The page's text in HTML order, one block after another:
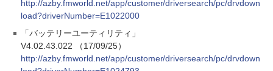
http://azby.fmworld.net/app/customer/driversearch/pc/drvdown
load?driverNumber=E1022000
「バッテリーユーティリティ」
V4.02.43.022 （17/09/25）
http://azby.fmworld.net/app/customer/driversearch/pc/drvdown